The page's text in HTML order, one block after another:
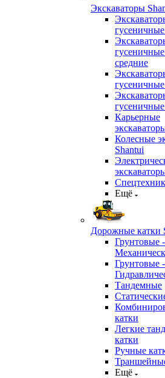
Экскаваторы
средние
Карьерные
Колесные
Shantui
Ещё
Дорожные катки
Грунтовые -
Грунтовые -
Тандемные
катки
Легкие
катки
Ручные
Ещё